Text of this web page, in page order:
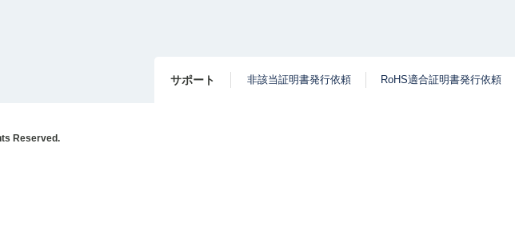
サポート 非該当証明書発行依頼 RoHS適合証明書発行依頼
Reserved.